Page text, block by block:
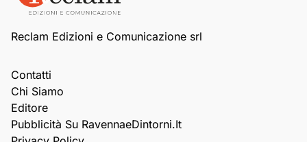
Reclam Edizioni e Comunicazione srl
Contatti
Chi Siamo
Editore
Pubblicità Su RavennaeDintorni.it